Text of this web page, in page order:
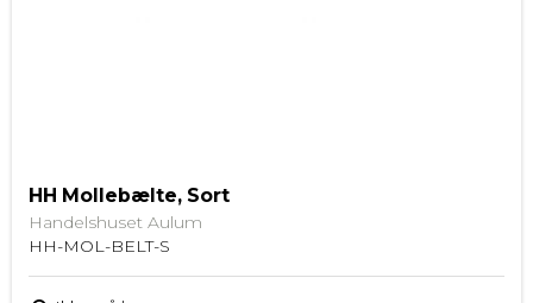
HH Mollebælte, Sort
Handelshuset Aulum
HH-MOL-BELT-S